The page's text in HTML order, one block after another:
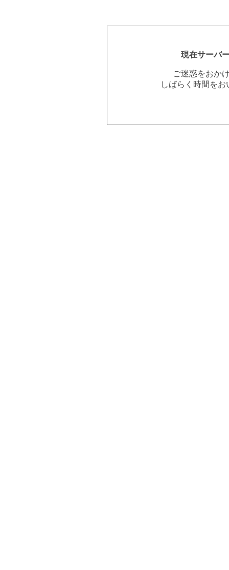
現在サーバ
ご迷惑をおか
しばらく時間を